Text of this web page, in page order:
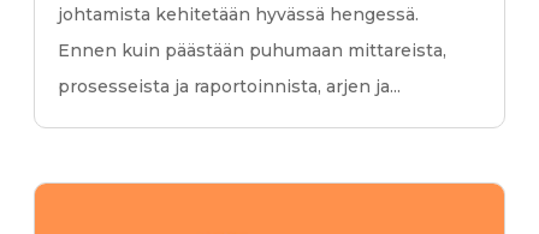
johtamista kehitetään hyvässä hengessä.
Ennen kuin päästään puhumaan mittareista,
prosesseista ja raportoinnista, arjen ja...